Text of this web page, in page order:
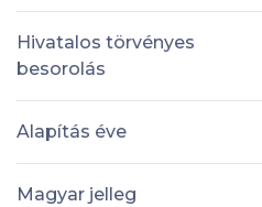
Hivatalos törvényes
besorolás
Alapítás éve
Magyar jelleg